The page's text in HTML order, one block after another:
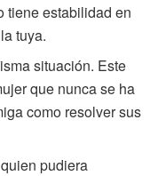
tiene estabilidad en
tuya.
situación. Este
que nunca se ha
como resolver sus
pudiera